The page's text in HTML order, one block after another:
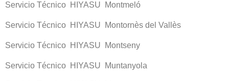
Servicio Técnico HIYASU Montmeló
Servicio Técnico HIYASU Montornès del Vallès
Servicio Técnico HIYASU Montseny
Servicio Técnico HIYASU Muntanyola